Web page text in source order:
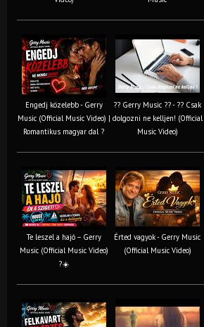
Engedj közelebb - Gerry
Music (Official Music Video) |
Romantikus magyar dal ?
?? Gerry Music ?? - ?? Csak
dolgozni ne kelljen! (Official
Music Video)
Te leszel a hajó – Gerry
Music (Official Music Video)
?☀️
Érted vagyok - Gerry Music
(Official Music Video)